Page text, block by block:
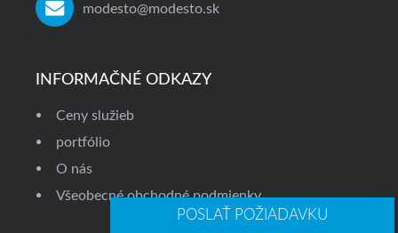
modesto@modesto.sk
INFORMAČNÉ ODKAZY
Ceny služieb
portfólio
O nás
Všeobecné obchodné podmienky
POSLAŤ POŽIADAVKU